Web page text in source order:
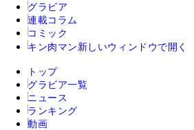
グラビア
連載コラム
コミック
キン肉マン 新しいウィンドウで開く
トップ
グラビア一覧
ニュース
ランキング
動画